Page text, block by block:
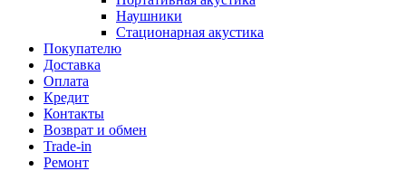
Наушники
Стационарная акустика
Покупателю
Доставка
Оплата
Кредит
Контакты
Возврат и обмен
Trade-in
Ремонт